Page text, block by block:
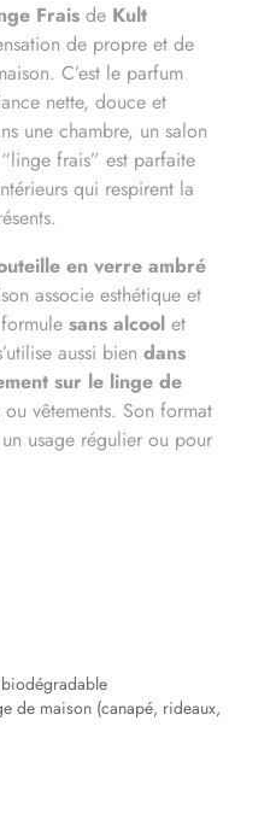
Frais de Kult
de propre et de
C’est le parfum
nette, douce et
une chambre, un salon
frais” est parfaite
qui respirent la
en verre ambré
associe esthétique et
sans alcool et
aussi bien dans
sur le linge de
vêtements. Son format
usage régulier ou pour
de maison (canapé, rideaux,